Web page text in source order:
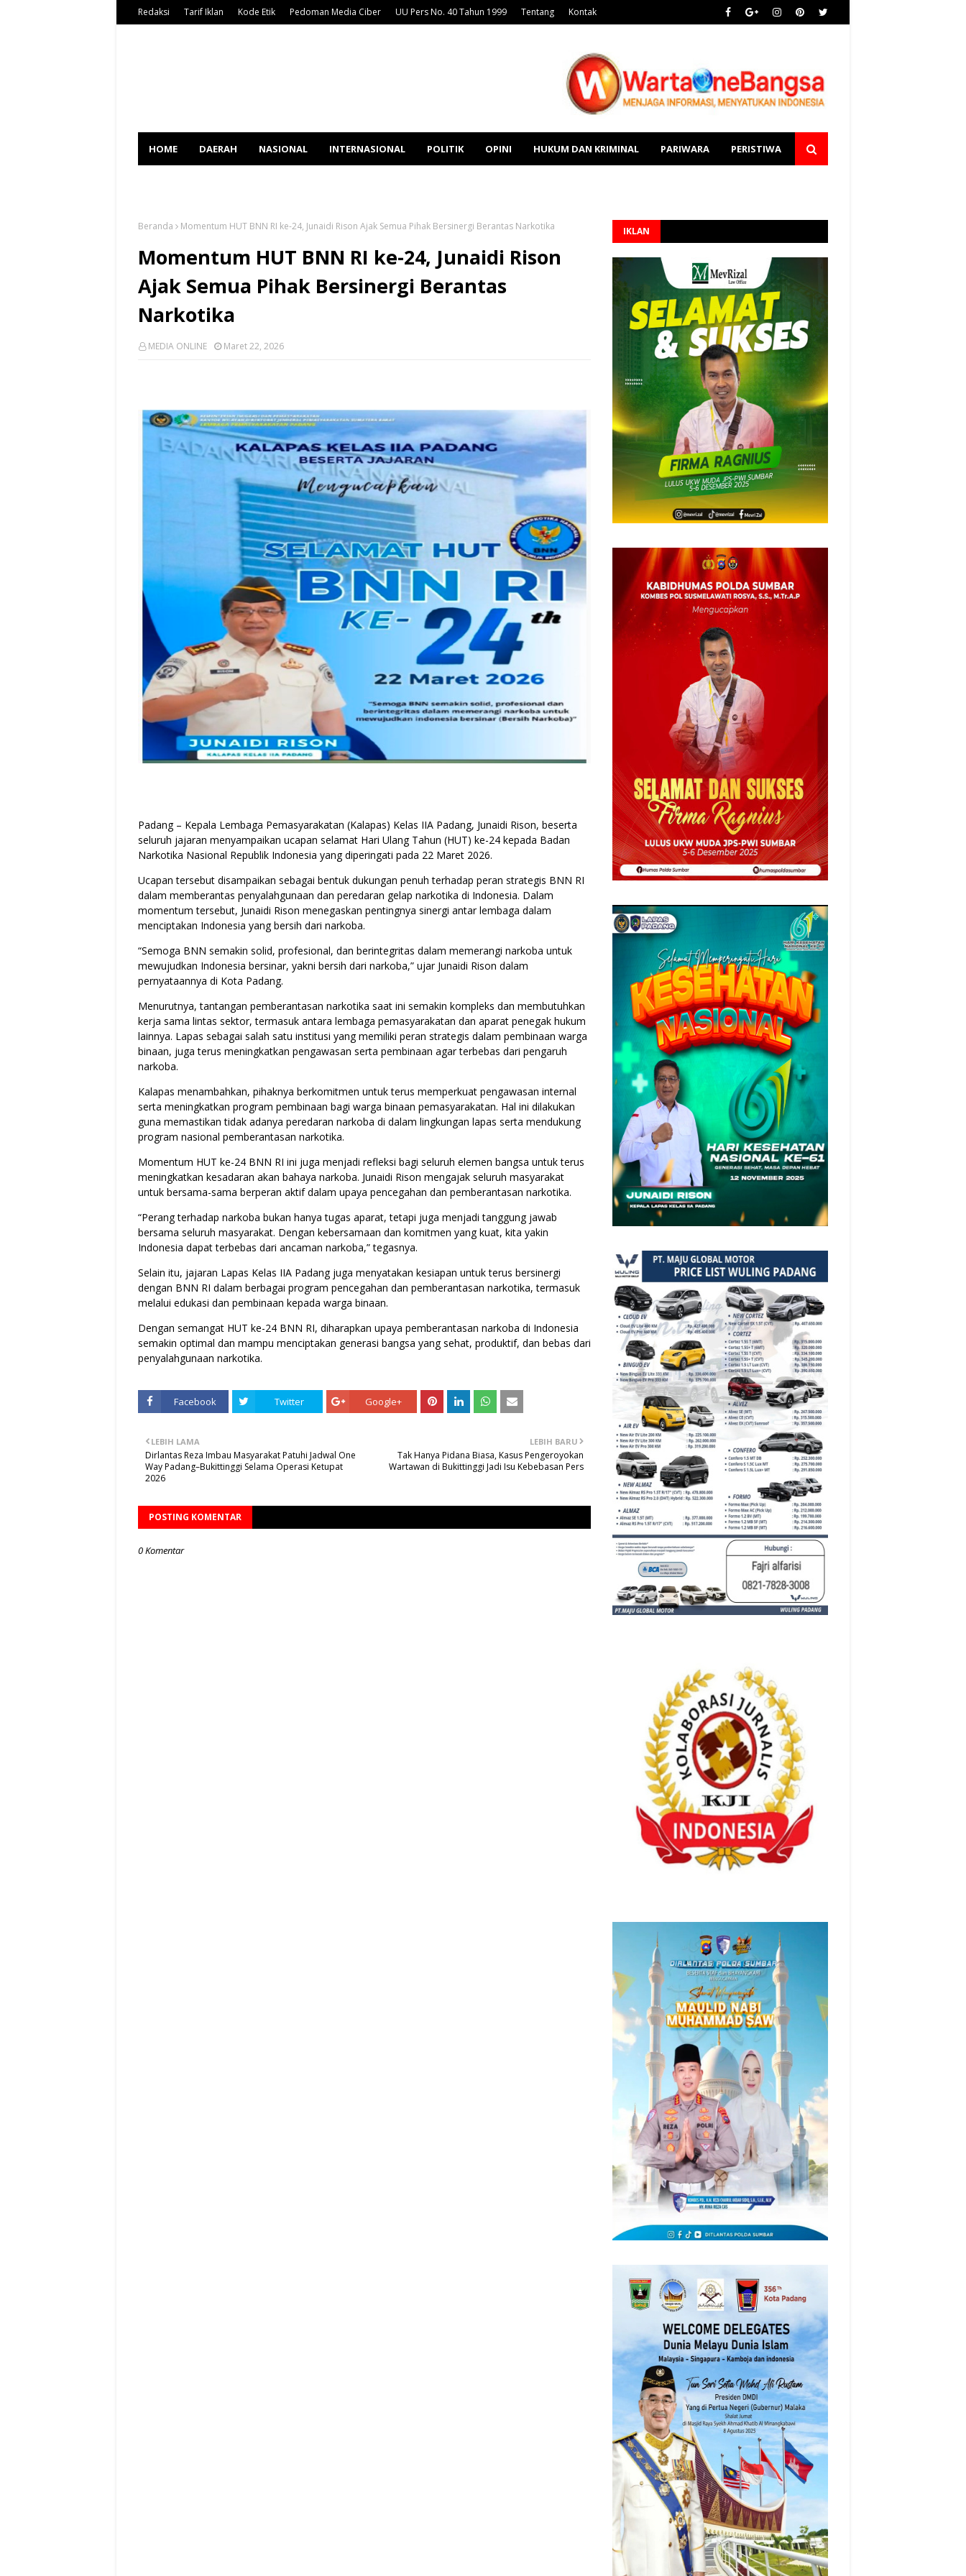
Redaksi Tarif Iklan Kode Etik Pedoman Media Ciber UU Pers No. 40 Tahun 1999 Tentang Kontak
HOME DAERAH NASIONAL INTERNASIONAL POLITIK OPINI HUKUM DAN KRIMINAL PARIWARA PERISTIWA
Beranda Momentum HUT BNN RI ke-24, Junaidi Rison Ajak Semua Pihak Bersinergi Berantas Narkotika
Momentum HUT BNN RI ke-24, Junaidi Rison
Ajak Semua Pihak Bersinergi Berantas
Narkotika
MEDIA ONLINE Maret 22, 2026
Padang – Kepala Lembaga Pemasyarakatan (Kalapas) Kelas IIA Padang, Junaidi Rison, beserta
seluruh jajaran menyampaikan ucapan selamat Hari Ulang Tahun (HUT) ke-24 kepada Badan
Narkotika Nasional Republik Indonesia yang diperingati pada 22 Maret 2026.
Ucapan tersebut disampaikan sebagai bentuk dukungan penuh terhadap peran strategis BNN RI
dalam memberantas penyalahgunaan dan peredaran gelap narkotika di Indonesia. Dalam
momentum tersebut, Junaidi Rison menegaskan pentingnya sinergi antar lembaga dalam
menciptakan Indonesia yang bersih dari narkoba.
“Semoga BNN semakin solid, profesional, dan berintegritas dalam memerangi narkoba untuk
mewujudkan Indonesia bersinar, yakni bersih dari narkoba,” ujar Junaidi Rison dalam
pernyataannya di Kota Padang.
Menurutnya, tantangan pemberantasan narkotika saat ini semakin kompleks dan membutuhkan
kerja sama lintas sektor, termasuk antara lembaga pemasyarakatan dan aparat penegak hukum
lainnya. Lapas sebagai salah satu institusi yang memiliki peran strategis dalam pembinaan warga
binaan, juga terus meningkatkan pengawasan serta pembinaan agar terbebas dari pengaruh
narkoba.
Kalapas menambahkan, pihaknya berkomitmen untuk terus memperkuat pengawasan internal
serta meningkatkan program pembinaan bagi warga binaan pemasyarakatan. Hal ini dilakukan
guna memastikan tidak adanya peredaran narkoba di dalam lingkungan lapas serta mendukung
program nasional pemberantasan narkotika.
Momentum HUT ke-24 BNN RI ini juga menjadi refleksi bagi seluruh elemen bangsa untuk terus
meningkatkan kesadaran akan bahaya narkoba. Junaidi Rison mengajak seluruh masyarakat
untuk bersama-sama berperan aktif dalam upaya pencegahan dan pemberantasan narkotika.
“Perang terhadap narkoba bukan hanya tugas aparat, tetapi juga menjadi tanggung jawab
bersama seluruh masyarakat. Dengan kebersamaan dan komitmen yang kuat, kita yakin
Indonesia dapat terbebas dari ancaman narkoba,” tegasnya.
Selain itu, jajaran Lapas Kelas IIA Padang juga menyatakan kesiapan untuk terus bersinergi
dengan BNN RI dalam berbagai program pencegahan dan pemberantasan narkotika, termasuk
melalui edukasi dan pembinaan kepada warga binaan.
Dengan semangat HUT ke-24 BNN RI, diharapkan upaya pemberantasan narkoba di Indonesia
semakin optimal dan mampu menciptakan generasi bangsa yang sehat, produktif, dan bebas dari
penyalahgunaan narkotika.
Facebook Twitter Google+
LEBIH BARU
Tak Hanya Pidana Biasa, Kasus Pengeroyokan
Wartawan di Bukittinggi Jadi Isu Kebebasan Pers
LEBIH LAMA
Dirlantas Reza Imbau Masyarakat Patuhi Jadwal One
Way Padang–Bukittinggi Selama Operasi Ketupat
2026
POSTING KOMENTAR
0 Komentar
IKLAN